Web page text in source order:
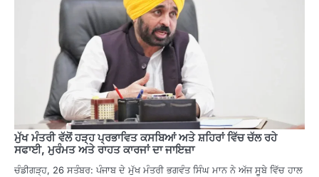
ਮੁੱਖ ਮੰਤਰੀ ਵੱਲੋਂ ਹੜ੍ਹ ਪ੍ਰਭਾਵਿਤ ਕਸਬਿਆਂ ਅਤੇ ਸ਼ਹਿਰਾਂ ਵਿੱਚ ਚੱਲ ਰਹੇ
ਸਫਾਈ, ਮੁਰੰਮਤ ਅਤੇ ਰਾਹਤ ਕਾਰਜਾਂ ਦਾ ਜਾਇਜ਼ਾ
ਚੰਡੀਗੜ੍ਹ, 26 ਸਤੰਬਰ: ਪੰਜਾਬ ਦੇ ਮੁੱਖ ਮੰਤਰੀ ਭਗਵੰਤ ਸਿੰਘ ਮਾਨ ਨੇ ਅੱਜ ਸੂਬੇ ਵਿੱਚ ਹਾਲ